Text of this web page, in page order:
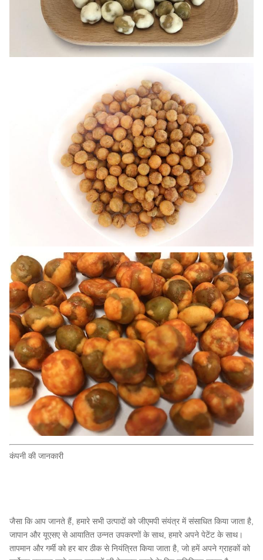
कंपनी की जानकारी
जैसा कि आप जानते हैं, हमारे सभी उत्पादों को जीएमपी संयंत्र में संसाधित किया जाता है,
जापान और यूएसए से आयातित उन्नत उपकरणों के साथ, हमारे अपने पेटेंट के साथ।
तापमान और गर्मी को हर बार ठीक से नियंत्रित किया जाता है, जो हमें अपने ग्राहकों को